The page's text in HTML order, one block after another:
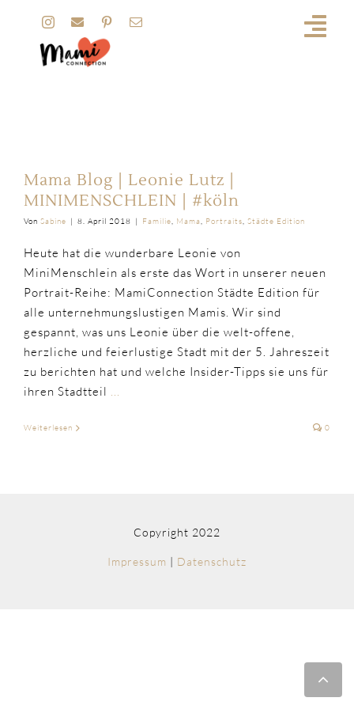
springen
Mama Blog | Leonie Lutz |
MINIMENSCHLEIN | #köln
Von Sabine | 8. April 2018 | Familie, Mama, Portraits, Städte Edition
Heute hat die wunderbare Leonie von
MiniMenschlein als erste das Wort in unserer neuen
Portrait-Reihe: MamiConnection Städte Edition für
alle unternehmungslustigen Mamis. Wir sind
gespannt, was uns Leonie über die welt-offene,
herzliche und feierlustige Stadt mit der 5. Jahreszeit
zu berichten hat und welche Insider-Tipps sie uns für
ihren Stadtteil ...
Weiterlesen 0
Copyright 2022
Impressum | Datenschutz